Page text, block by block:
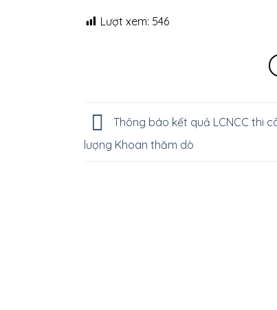
Lượt xem: 546
Thông báo kết quả LCNCC thi
lượng Khoan thăm dò